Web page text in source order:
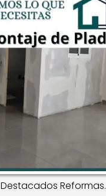
Destacados Reformas.